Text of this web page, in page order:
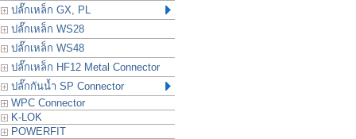
ปลั๊กเหล็ก GX, PL
ปลั๊กเหล็ก WS28
ปลั๊กเหล็ก WS48
ปลั๊กเหล็ก HF12 Metal Connector
ปลั๊กกันน้ำ SP Connector
WPC Connector
K-LOK
POWERFIT